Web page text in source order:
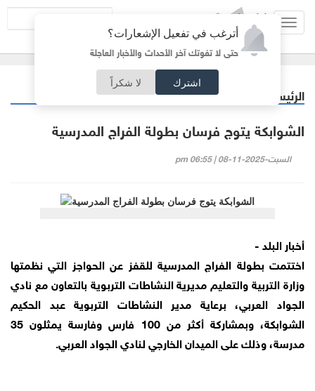
أترغب في تفعيل الإشعارات؟
حتى لا تفوتك آخر الأحداث والأخبار العاجلة
اشترك لا شكراً
الرئيسية
الشوابكة يتوج فرسان بطولة الفراج المدرسية
السبت-2025-11-08 | 06:55 pm
أخبار البلد -
اختتمت بطولة الفراج المدرسية للقفز عن الحواجز التي نظمتها
وزارة التربية والتعليم مديرية النشاطات التربوية بالتعاون مع نادي
الجواد العربي، برعاية مدير النشاطات التربوية عبد الحكيم
الشوابكة، وبمشاركة أكثر من 100 فارس وفارسة يمثلون 35
مدرسة، وذلك على الميدان الخارجي لنادي الجواد العربي.